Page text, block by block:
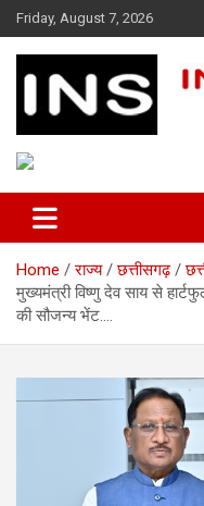
Skip
to
content
Friday, August 7, 2026
Indian News
Home राज्य छत्तीसगढ़
मुख्यमंत्री विष्णु देव साय से
की सौजन्य भेंट….